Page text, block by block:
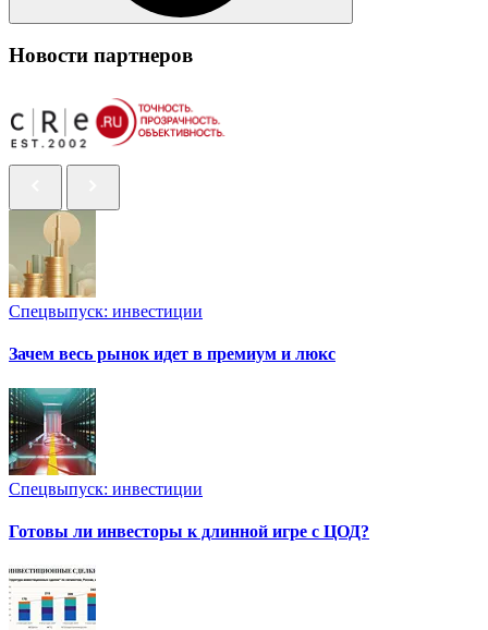
Новости партнеров
Спецвыпуск: инвестиции
Зачем весь рынок идет в премиум и люкс
Спецвыпуск: инвестиции
Готовы ли инвесторы к длинной игре с ЦОД?